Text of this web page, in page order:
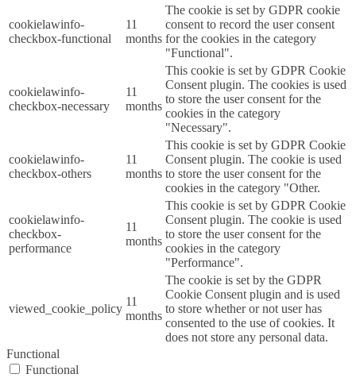
cookielawinfo-
checkbox-functional
11
months
The cookie is set by GDPR cookie
consent to record the user consent
for the cookies in the category
"Functional".
cookielawinfo-
checkbox-necessary
11
months
This cookie is set by GDPR Cookie
Consent plugin. The cookies is used
to store the user consent for the
cookies in the category
"Necessary".
cookielawinfo-
checkbox-others
11
months
This cookie is set by GDPR Cookie
Consent plugin. The cookie is used
to store the user consent for the
cookies in the category "Other.
cookielawinfo-
checkbox-
performance
11
months
This cookie is set by GDPR Cookie
Consent plugin. The cookie is used
to store the user consent for the
cookies in the category
"Performance".
viewed_cookie_policy
11
months
The cookie is set by the GDPR
Cookie Consent plugin and is used
to store whether or not user has
consented to the use of cookies. It
does not store any personal data.
Functional
Functional